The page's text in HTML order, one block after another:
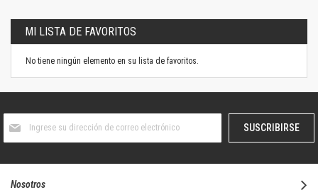
MI LISTA DE FAVORITOS
No tiene ningún elemento en su lista de favoritos.
boletín
SUSCRIBIRSE
Nosotros